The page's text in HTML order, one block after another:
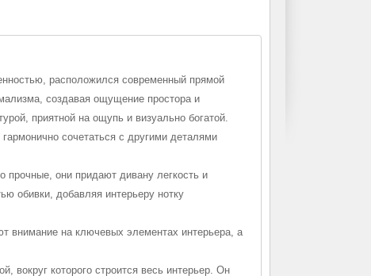
расположился современный прямой
создавая ощущение простора и
приятной на ощупь и визуально богатой.
сочетаться с другими деталями
прочные, они придают дивану легкость и
обивки, добавляя интерьеру нотку
внимание на ключевых элементах интерьера, а
вокруг которого строится весь интерьер. Он